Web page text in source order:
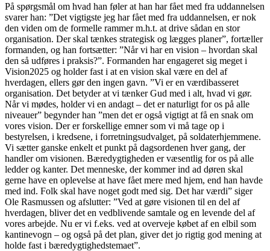
På spørgsmål om hvad han føler at han har fået med fra uddannelsen
svarer han: ”Det vigtigste jeg har fået med fra uddannelsen, er nok
den viden om de formelle rammer m.h.t. at drive sådan en stor
organisation. Der skal tænkes strategisk og lægges planer”, fortæller
formanden, og han fortsætter: ”Når vi har en vision – hvordan skal
den så udføres i praksis?”. Formanden har engageret sig meget i
Vision2025 og holder fast i at en vision skal være en del af
hverdagen, ellers gør den ingen gavn. ”Vi er en værdibasseret
organisation. Det betyder at vi tænker Gud med i alt, hvad vi gør.
Når vi mødes, holder vi en andagt – det er naturligt for os på alle
niveauer” begynder han ”men det er også vigtigt at få en snak om
vores vision. Der er forskellige emner som vi må tage op i
bestyrelsen, i kredsene, i forretningsudvalget, på soldaterhjemmene.
Vi sætter ganske enkelt et punkt på dagsordenen hver gang, der
handler om visionen. Bæredygtigheden er væsentlig for os på alle
ledder og kanter. Det menneske, der kommer ind ad døren skal
gerne have en oplevelse at have fået mere med hjem, end han havde
med ind. Folk skal have noget godt med sig. Det har værdi” siger
Ole Rasmussen og afslutter: ”Ved at gøre visionen til en del af
hverdagen, bliver det en vedblivende samtale og en levende del af
vores arbejde. Nu er vi f.eks. ved at overveje købet af en elbil som
kantinevogn – og også på det plan, giver det jo rigtig god mening at
holde fast i bæredygtighedstemaet”.